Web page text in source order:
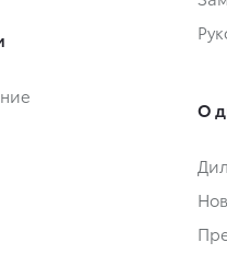
О